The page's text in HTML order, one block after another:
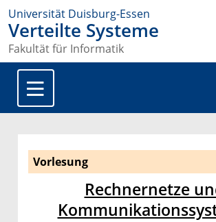
Universität Duisburg-Essen
Verteilte Systeme
Fakultät für Informatik
Vorlesung
Rechnernetze